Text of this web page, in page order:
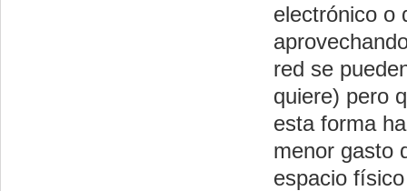
electrónico o
red se
quiere) pero
esta forma
menor gasto
espacio